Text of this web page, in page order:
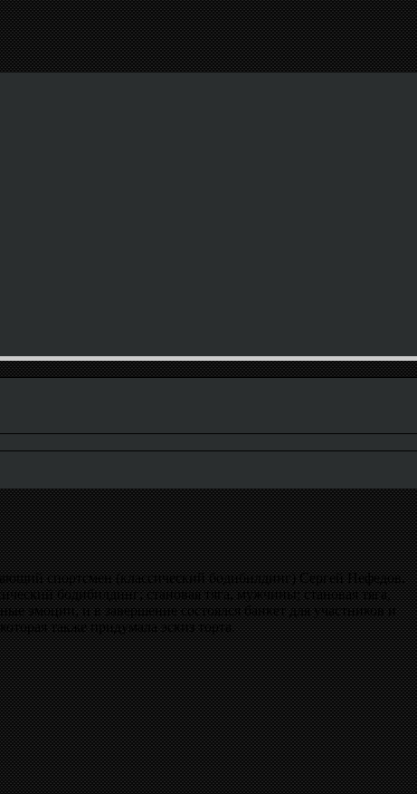
спортсмен (классический бодибилдинг) Сергей Нефедов.
бодибилдинг; становая тяга, мужчины; становая тяга,
эмоции, и в завершение состоялся банкет для участников и
также придумала эскиз торта.